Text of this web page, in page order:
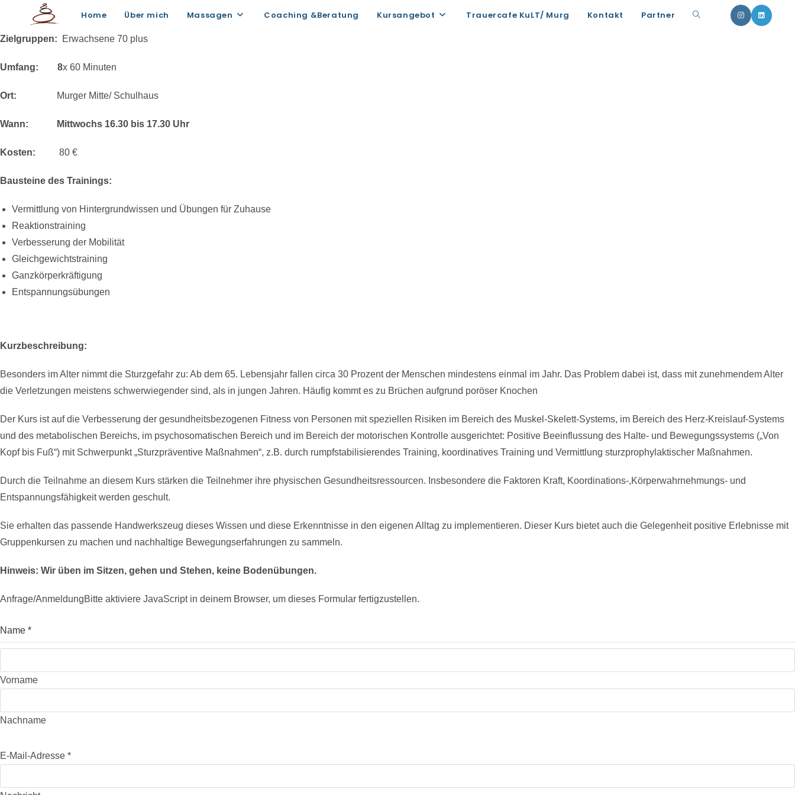
springen
Home Über mich Massagen Coaching &Beratung Kursangebot Trauercafe KuLT/ Murg Kontakt Partner Website-
Stark & Stabil – Seniorentraining 70 Plus
Zielgruppen: Erwachsene 70 plus
Umfang: 8x 60 Minuten
Ort: Murger Mitte/ Schulhaus
Wann: Mittwochs 16.30 bis 17.30 Uhr
Kosten: 80 €
Bausteine des Trainings:
Vermittlung von Hintergrundwissen und Übungen für Zuhause
Reaktionstraining
Verbesserung der Mobilität
Gleichgewichtstraining
Ganzkörperkräftigung
Entspannungsübungen
Kurzbeschreibung:
Besonders im Alter nimmt die Sturzgefahr zu: Ab dem 65. Lebensjahr fallen circa 30 Prozent der Menschen mindestens einmal im Jahr. Das Problem dabei ist, dass mit zunehmendem Alter
die Verletzungen meistens schwerwiegender sind, als in jungen Jahren. Häufig kommt es zu Brüchen aufgrund poröser Knochen
Der Kurs ist auf die Verbesserung der gesundheitsbezogenen Fitness von Personen mit speziellen Risiken im Bereich des Muskel-Skelett-Systems, im Bereich des Herz-Kreislauf-Systems
und des metabolischen Bereichs, im psychosomatischen Bereich und im Bereich der motorischen Kontrolle ausgerichtet: Positive Beeinflussung des Halte- und Bewegungssystems („Von
Kopf bis Fuß“) mit Schwerpunkt „Sturzpräventive Maßnahmen“, z.B. durch rumpfstabilisierendes Training, koordinatives Training und Vermittlung sturzprophylaktischer Maßnahmen.
Durch die Teilnahme an diesem Kurs stärken die Teilnehmer ihre physischen Gesundheitsressourcen. Insbesondere die Faktoren Kraft, Koordinations-,Körperwahrnehmungs- und
Entspannungsfähigkeit werden geschult.
Sie erhalten das passende Handwerkszeug dieses Wissen und diese Erkenntnisse in den eigenen Alltag zu implementieren. Dieser Kurs bietet auch die Gelegenheit positive Erlebnisse mit
Gruppenkursen zu machen und nachhaltige Bewegungserfahrungen zu sammeln.
Hinweis: Wir üben im Sitzen, gehen und Stehen, keine Bodenübungen.
Anfrage/AnmeldungBitte aktiviere JavaScript in deinem Browser, um dieses Formular fertigzustellen.
Name *
Vorname
Nachname
E-Mail-Adresse *